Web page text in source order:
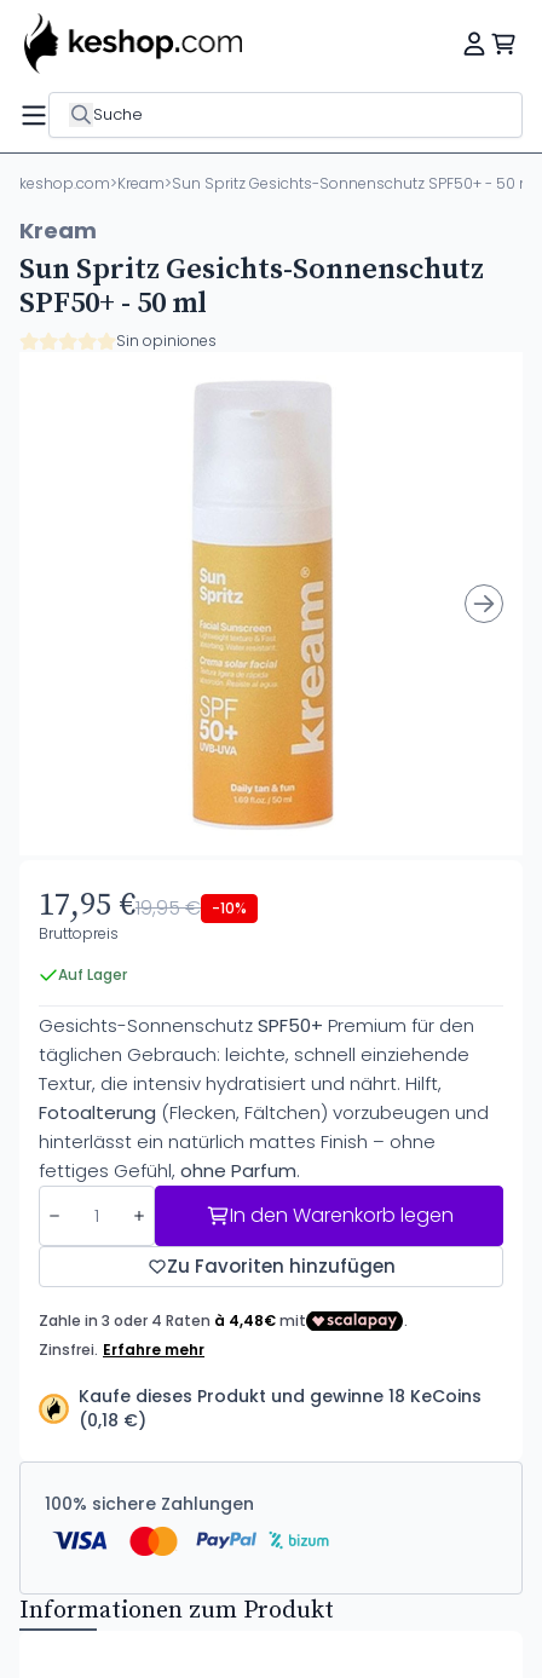
Suche
keshop.com>Kream>Sun Spritz Gesichts-Sonnenschutz SPF50+ - 50 ml
Kream
Sun Spritz Gesichts-Sonnenschutz
SPF50+ - 50 ml
Sin opiniones
17,95 €19,95 € -10%
Bruttopreis
Auf Lager
Gesichts-SonnenschutzSPF50+ Premium für den
täglichen Gebrauch: leichte, schnell einziehende
Textur, die intensiv hydratisiert und nährt. Hilft,
Fotoalterung (Flecken, Fältchen) vorzubeugen und
hinterlässt ein natürlich mattes Finish – ohne
fettiges Gefühl, ohne Parfum.
In den Warenkorb legen
Zu Favoriten hinzufügen
Kaufe dieses Produkt und gewinne 18 KeCoins
(0,18 €)
100% sichere Zahlungen
Informationen zum Produkt